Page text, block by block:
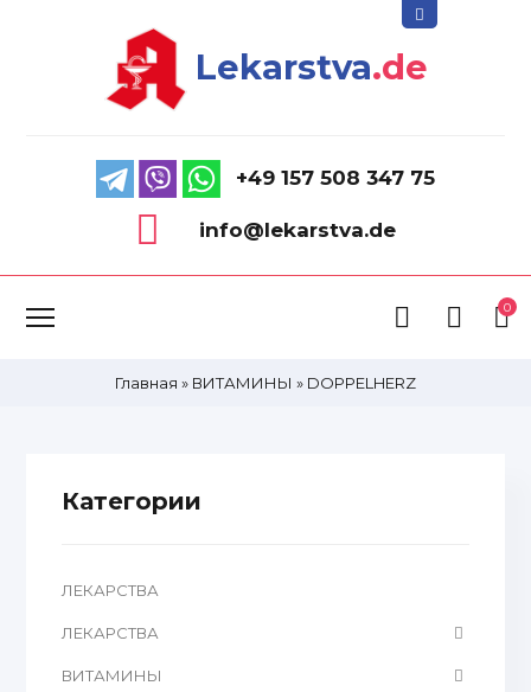
Lekarstva.de
+49 157 508 347 75
info@lekarstva.de
0
Главная » ВИТАМИНЫ » DOPPELHERZ
Категории
ЛЕКАРСТВА
ЛЕКАРСТВА
ВИТАМИНЫ